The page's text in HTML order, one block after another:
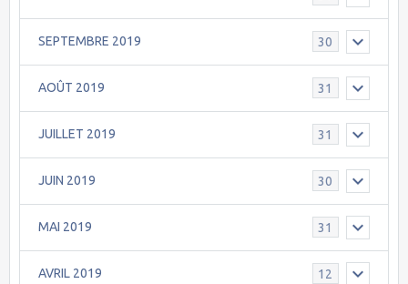
SEPTEMBRE 2019 30
AOÛT 2019 31
JUILLET 2019 31
JUIN 2019 30
MAI 2019 31
AVRIL 2019 12